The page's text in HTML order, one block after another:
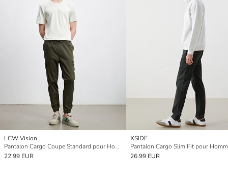
LCW Vision
Pantalon Cargo Coupe Standard pour Hommes
22.99 EUR
XSIDE
Pantalon Cargo Slim Fit pour
26.99 EUR